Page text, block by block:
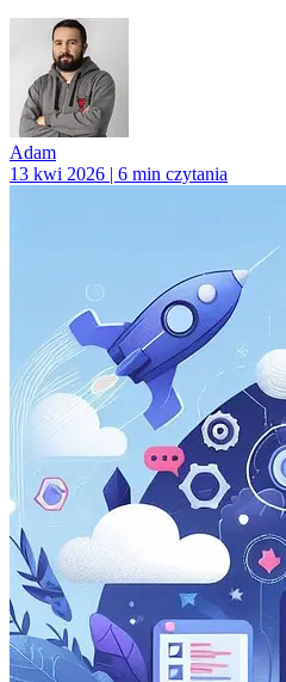
Adam
13 kwi 2026 | 6 min czytania